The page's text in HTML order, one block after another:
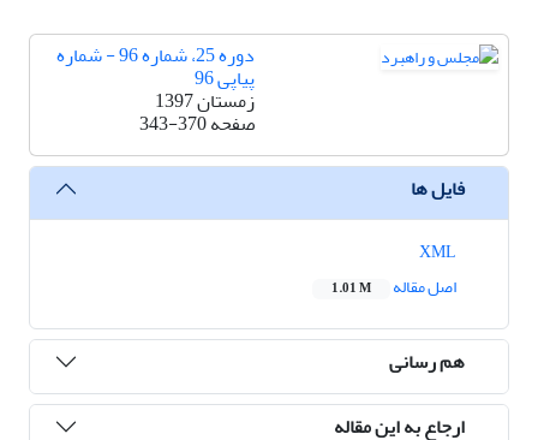
دوره 25، شماره 96 - شماره
پیاپی 96
زمستان 1397
صفحه343-370
فایل ها
اصل مقاله
1.01 M
هم رسانی
ارجاع به این مقاله